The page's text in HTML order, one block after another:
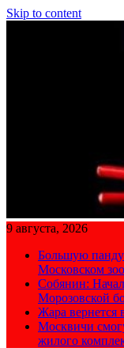
Skip to content
9 августа, 2026
Большую
Московском
Собянин:
Морозовской
Жара вернется
Москвичи
жилого